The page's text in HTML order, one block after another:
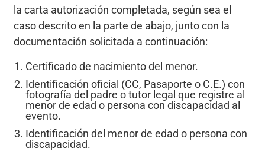
la carta autorización completada, según sea el
caso descrito en la parte de abajo, junto con la
documentación solicitada a continuación:
Certificado de nacimiento del menor.
Identificación oficial (CC, Pasaporte o C.E.) con
fotografía del padre o tutor legal que registre al
menor de edad o persona con discapacidad al
evento.
Identificación del menor de edad o persona con
discapacidad.